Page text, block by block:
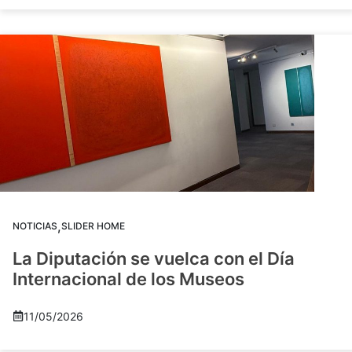
NOTICIAS,SLIDER HOME
La Diputación se vuelca con el Día
Internacional de los Museos
11/05/2026